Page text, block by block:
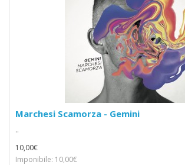
Marchesi Scamorza - Gemini
..
10,00€
Imponibile: 10,00€